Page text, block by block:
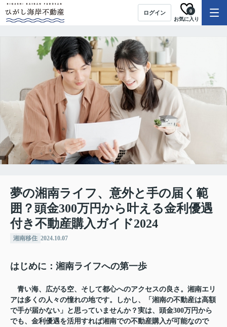
ログイン
お気に入り
0
夢の湘南ライフ、意外と手の届く範
囲？頭金300万円から叶える金利優遇
付き不動産購入ガイド2024
湘南移住 2024.10.07
はじめに：湘南ライフへの第一歩
青い海、広がる空、そして都心へのアクセスの良さ。湘南エリ
アは多くの人々の憧れの地です。しかし、「湘南の不動産は高額
で手が届かない」と思っていませんか？実は、頭金300万円から
でも、金利優遇を活用すれば湘南での不動産購入が可能なので